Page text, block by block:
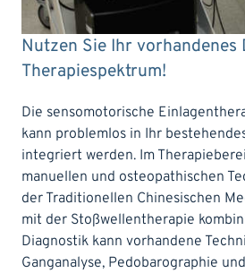
Nutzen Sie Ihr
Therapiespektrum!
Die sensomotorische
kann problemlos in Ihr
integriert werden. Im
manuellen und osteopathischen
der Traditionellen Chinesischen
mit der Stoßwellentherapie
Diagnostik kann vorhandene
Ganganalyse, Pedobarographie